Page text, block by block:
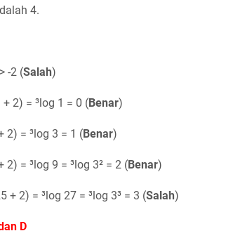
4.
-2 (Salah)
+ 2) = ³log 1 = 0 (Benar)
2) = ³log 3 = 1 (Benar)
2) = ³log 9 = ³log 3² = 2 (Benar)
+ 2) = ³log 27 = ³log 3³ = 3 (Salah)
D